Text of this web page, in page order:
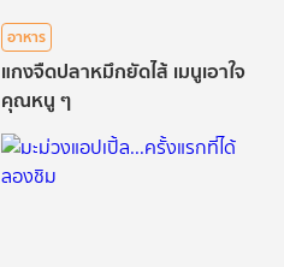
อาหาร
แกงจืดปลาหมึกยัดไส้ เมนูเอาใจ
คุณหนู ๆ